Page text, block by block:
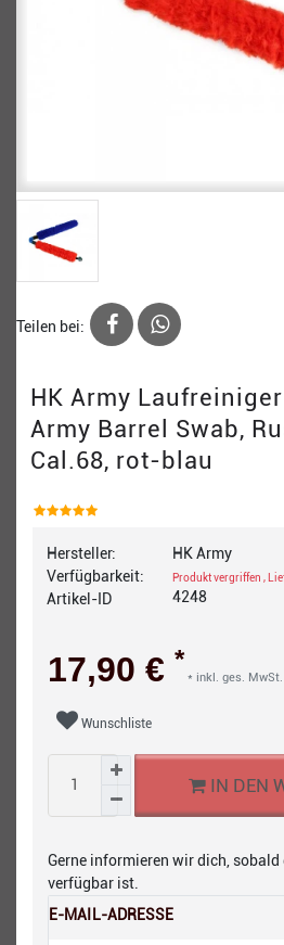
Teilen bei:
HK Army
Army Barrel Swab,
Cal.68, rot-blau
Hersteller:
Verfügbarkeit:
Artikel-ID
HK Army
Produkt vergriffen ,
4248
17,90 € *
* inkl. ges.
Wunschliste
IN DEN
Gerne informieren wir dich,
verfügbar ist.
E-MAIL-ADRESSE